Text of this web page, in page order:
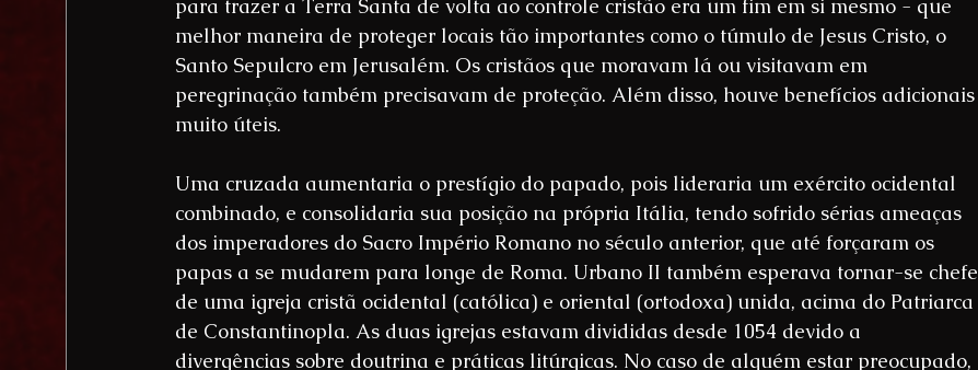
para trazer a Terra Santa de volta ao controle cristão era um fim em si mesmo - que
melhor maneira de proteger locais tão importantes como o túmulo de Jesus Cristo, o
Santo Sepulcro em Jerusalém. Os cristãos que moravam lá ou visitavam em
peregrinação também precisavam de proteção. Além disso, houve benefícios adicionais
muito úteis.
Uma cruzada aumentaria o prestígio do papado, pois lideraria um exército ocidental
combinado, e consolidaria sua posição na própria Itália, tendo sofrido sérias ameaças
dos imperadores do Sacro Império Romano no século anterior, que até forçaram os
papas a se mudarem para longe de Roma. Urbano II também esperava tornar-se chefe
de uma igreja cristã ocidental (católica) e oriental (ortodoxa) unida, acima do Patriarca
de Constantinopla. As duas igrejas estavam divididas desde 1054 devido a
divergências sobre doutrina e práticas litúrgicas. No caso de alguém estar preocupado,